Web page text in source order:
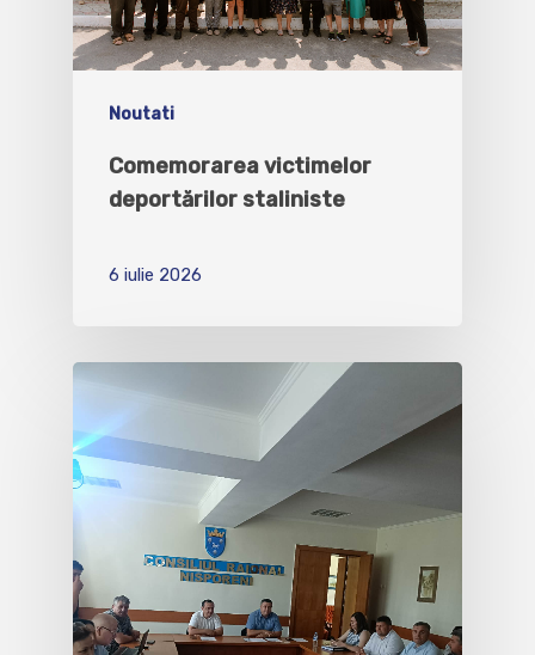
Noutati
Comemorarea victimelor
deportărilor staliniste
6 iulie 2026